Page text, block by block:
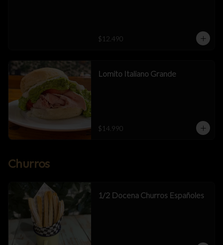
$12.490
Lomito Italiano Grande
$14.990
Churros
1/2 Docena Churros Españoles